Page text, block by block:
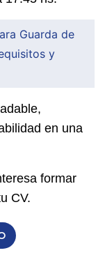
Guarda de
y
en una
formar
CV.